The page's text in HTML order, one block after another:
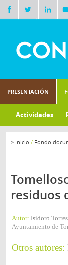
PRESENTACIÓN
Actividades
> Inicio / Fondo
residuos
Autor: Isidoro
Ayuntamiento de
Otros autores: